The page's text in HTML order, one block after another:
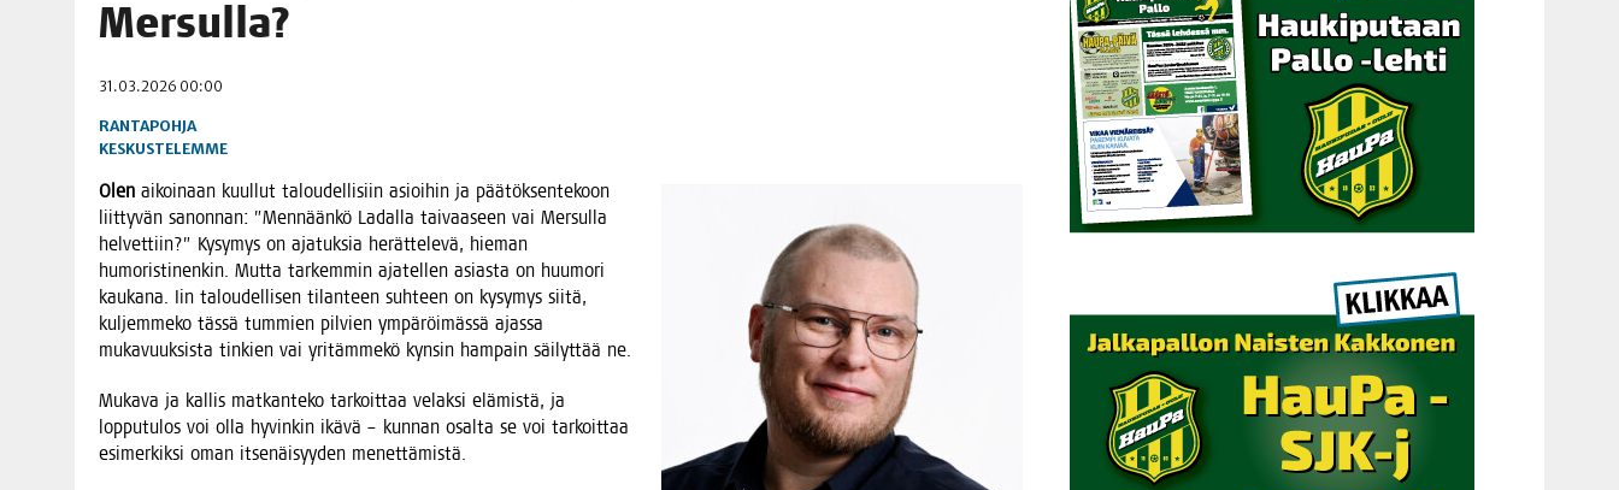
06.08.2026 KII­MIN­KI­PÄI­VÄT JÄR­JES­TE­TÄÄN PERIN­TEI­TÄ KUNNIOITTAEN
Mersulla?
31.03.2026 00:00
RANTAPOHJA
KESKUSTELEMME
Olen aikoi­naan kuul­lut talou­del­li­siin asioi­hin ja pää­tök­sen­te­koon
liit­ty­vän sanon­nan: ”Men­nään­kö Ladal­la tai­vaa­seen vai Mer­sul­la
hel­vet­tiin?” Kysy­mys on aja­tuk­sia herät­te­le­vä, hie­man
humo­ris­ti­nen­kin. Mut­ta tar­kem­min aja­tel­len asias­ta on huu­mo­ri
kau­ka­na. Iin talou­del­li­sen tilan­teen suh­teen on kysy­mys sii­tä,
kul­jem­me­ko täs­sä tum­mien pil­vien ympä­röi­mäs­sä ajas­sa
muka­vuuk­sis­ta tin­kien vai yri­täm­me­kö kyn­sin ham­pain säi­lyt­tää ne.
Muka­va ja kal­lis mat­kan­te­ko tar­koit­taa velak­si elä­mis­tä, ja
lop­pu­tu­los voi olla hyvin­kin ikä­vä – kun­nan osal­ta se voi tar­koit­taa
esi­mer­kik­si oman itse­näi­syy­den menettämistä.